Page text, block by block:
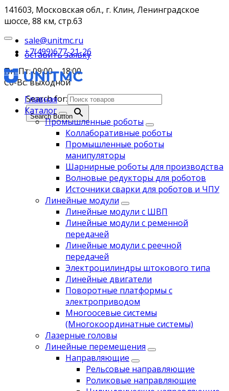
141603, Московская обл., г. Клин, Ленинградское
шоссе, 88 км, стр.63
sale@unitmc.ru
+7(499)677-21-26
Пн-Пт: 09:00 – 18:00
Сб-Вс: выходной
Search for:
Search Button
оставить заявку
Главная
Каталог
Промышленные роботы
Коллаборативные роботы
Промышленные роботы
манипуляторы
Шарнирные роботы для производства
Волновые редукторы для роботов
Источники сварки для роботов и ЧПУ
Линейные модули
Линейные модули с ШВП
Линейные модули с ременной
передачей
Линейные модули с реечной
передачей
Электроцилиндры штокового типа
Линейные двигатели
Поворотные платформы с
электроприводом
Многоосевые системы
(Многокоординатные системы)
Лазерные головы
Линейные перемещения
Направляющие
Рельсовые направляющие
Роликовые направляющие